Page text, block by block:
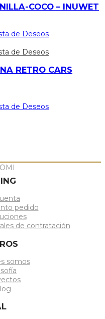
COCO – INUWET
de Deseos
de Deseos
RETRO CARS
de Deseos
pedido
de contratación
somos